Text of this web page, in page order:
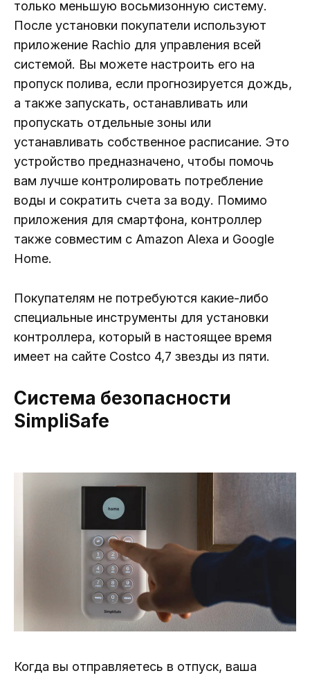
только меньшую восьмизонную систему.
После установки покупатели используют
приложение Rachio для управления всей
системой. Вы можете настроить его на
пропуск полива, если прогнозируется дождь,
а также запускать, останавливать или
пропускать отдельные зоны или
устанавливать собственное расписание. Это
устройство предназначено, чтобы помочь
вам лучше контролировать потребление
воды и сократить счета за воду. Помимо
приложения для смартфона, контроллер
также совместим с Amazon Alexa и Google
Home.
Покупателям не потребуются какие-либо
специальные инструменты для установки
контроллера, который в настоящее время
имеет на сайте Costco 4,7 звезды из пяти.
Система безопасности
SimpliSafe
Когда вы отправляетесь в отпуск, ваша